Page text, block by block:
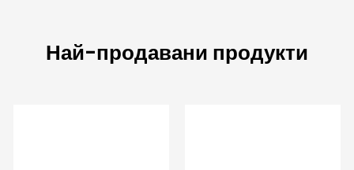
Най-продавани продукти